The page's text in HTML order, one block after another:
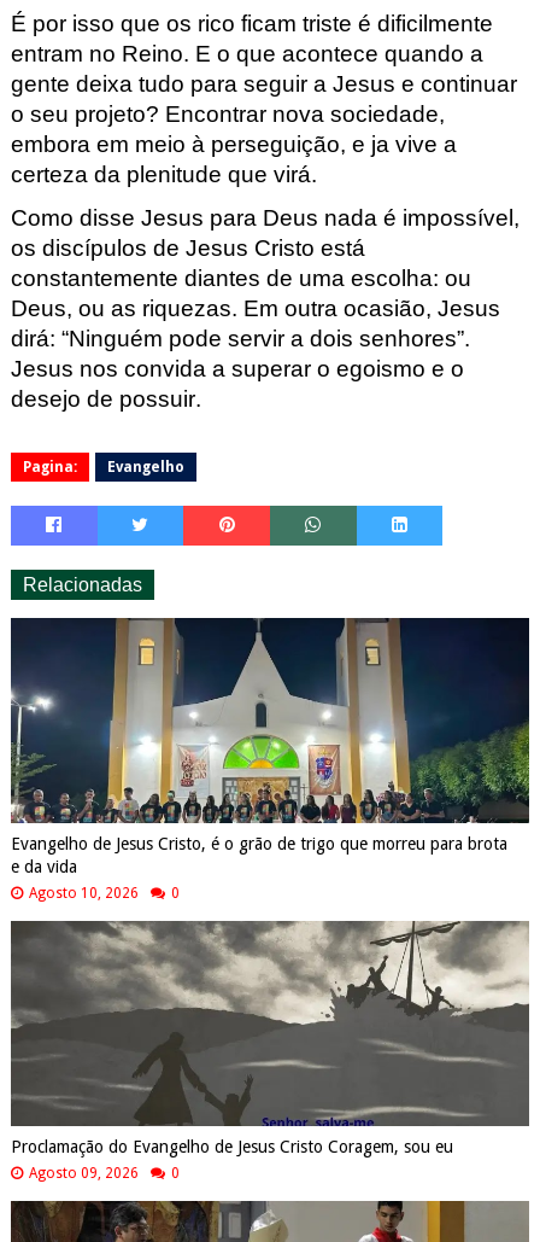
É por isso que os rico ficam triste é dificilmente
entram no Reino. E o que acontece quando a
gente deixa tudo para seguir a Jesus e continuar
o seu projeto? Encontrar nova sociedade,
embora em meio à perseguição, e ja vive a
certeza da plenitude que virá.
Como disse Jesus para Deus nada é impossível,
os discípulos de Jesus Cristo está
constantemente diantes de uma escolha: ou
Deus, ou as riquezas. Em outra ocasião, Jesus
dirá: “Ninguém pode servir a dois senhores”.
Jesus nos convida a superar o egoismo e o
desejo de possuir.
Pagina: Evangelho
Relacionadas
Evangelho de Jesus Cristo, é o grão de trigo que morreu para brota
e da vida
Agosto 10, 2026 0
Proclamação do Evangelho de Jesus Cristo Coragem, sou eu
Agosto 09, 2026 0